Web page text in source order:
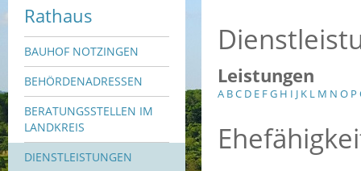
Rathaus
BAUHOF NOTZINGEN
BEHÖRDENADRESSEN
BERATUNGSSTELLEN IM
LANDKREIS
DIENSTLEISTUNGEN
Leistungen
A BC D E FG H I J K L M N O P